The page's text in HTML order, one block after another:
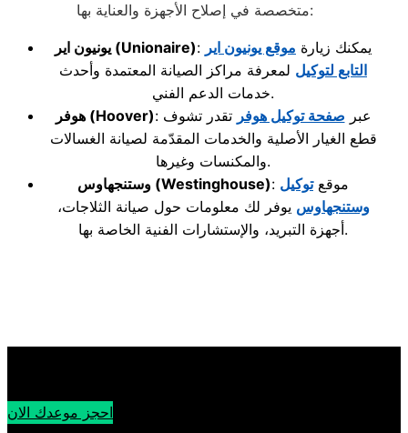
متخصصة في إصلاح الأجهزة والعناية بها:
يونيون اير (Unionaire) : يمكنك زيارة موقع يونيون اير
التابع لتوكيل لمعرفة مراكز الصيانة المعتمدة وأحدث
خدمات الدعم الفني.
هوفر(Hoover) : عبر صفحة توكيل هوفر تقدر تشوف
قطع الغيار الأصلية والخدمات المقدّمة لصيانة الغسالات
والمكنسات وغيرها.
وستنجهاوس (Westinghouse) : موقعتوكيل
وستنجهاوس يوفر لك معلومات حول صيانة الثلاجات،
أجهزة التبريد، والإستشارات الفنية الخاصة بها.
احجز موعدك الان